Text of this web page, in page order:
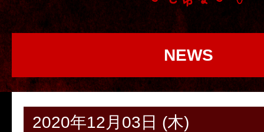
NEWS
2020年12月03日 (木)